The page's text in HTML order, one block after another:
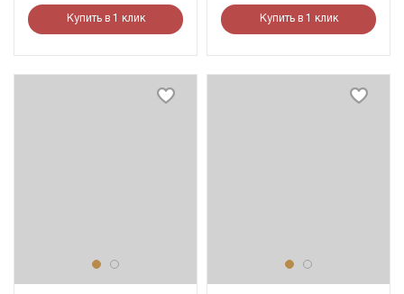
Купить в 1 клик Купить в 1 клик